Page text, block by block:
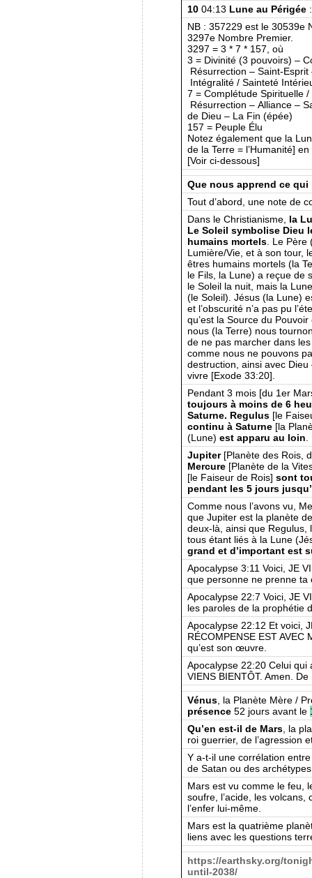
1004:13 Lune au Périgée
NB : 357229 est le 30539e
3297e Nombre Premier.
3297 = 3 * 7 * 157, où
3 = Divinité (3 pouvoirs) –
Résurrection – Saint-
Intégralité / Sainteté
7 = Complétude Spirituelle
Résurrection – Alliance –
de Dieu – La Fin (épée)
157 = Peuple Élu
Notez également que la
de la Terre = l’Humanité]
[Voir ci-dessous]
Que nous apprend ce qui
Tout d’abord, une note de
Dans le Christianisme, la
Le Soleil symbolise Dieu
humains mortels. Le Père
Lumière/Vie, et à son tour,
êtres humains mortels (la
le Fils, la Lune) a reçue de
le Soleil la nuit, mais la
(le Soleil). Jésus (la Lune)
et l’obscurité n’a pas pu
qu’est la Source du
nous (la Terre) nous
de ne pas marcher dans
comme nous ne pouvons
destruction, ainsi avec
vivre [Exode 33:20].
Pendant 3 mois [du 1er
toujours à moins de 6
Saturne. Regulus[le
continu à Saturne[la
(Lune) est apparu au loin
Jupiter[Planète des Rois,
Mercure[Planète de la
[le Faiseur de Rois] sont
pendant les 5 jours
Comme nous l’avons vu,
que Jupiter est la planète
deux-là, ainsi que Regulus,
tous étant liés à la Lune
grand et d’important est
Apocalypse 3:11 Voici, JE
que personne ne prenne ta
Apocalypse 22:7 Voici, JE
les paroles de la prophétie
Apocalypse 22:12 Et voici,
RÉCOMPENSE EST
qu’est son œuvre.
Apocalypse 22:20 Celui qui
VIENS BIENTÔT. Amen.
Vénus, la Planète Mère /
présence52 jours avant le
Qu’en est-il de Mars, la
roi guerrier, de l’agression
Y a-t-il une corrélation
de Satan ou des
Mars est vu comme le feu,
soufre, l’acide, les
l’enfer lui-même.
Mars est la quatrième
liens avec les questions
https://earthsky.org/
until-2038/